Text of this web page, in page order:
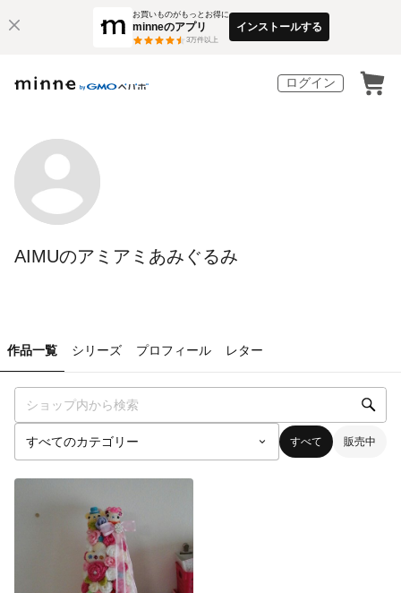
お買いものがもっとお得に
minneのアプリ
3万件以上
インストールする
ログイン
AIMUのアミアミあみぐるみ
作品一覧 シリーズ プロフィール レター
すべて 販売中